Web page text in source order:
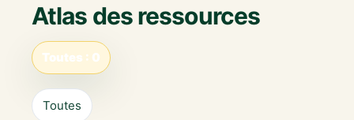
Atlas des ressources
Toutes : 0
Toutes